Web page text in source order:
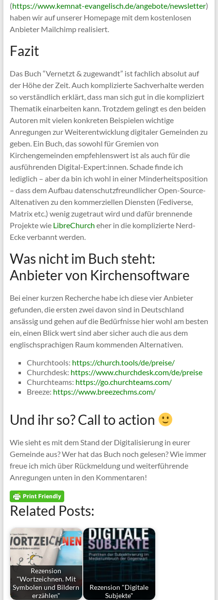
(https://www.kemnat-evangelisch.de/angebote/newsletter)
haben wir auf unserer Homepage mit dem kostenlosen
Anbieter Mailchimp realisiert.
Fazit
Das Buch “Vernetzt & zugewandt” ist fachlich absolut auf
der Höhe der Zeit. Auch komplizierte Sachverhalte werden
so verständlich erklärt, dass man sich gut in die kompliziert
Thematik einarbeiten kann. Trotzdem gelingt es den beiden
Autoren mit vielen konkreten Beispielen wichtige
Anregungen zur Weiterentwicklung digitaler Gemeinden zu
geben. Ein Buch, das sowohl für Gremien von
Kirchengemeinden empfehlenswert ist als auch für die
ausführenden Digital-Expert:innen. Schade finde ich
lediglich – aber da bin ich wohl in einer Minderheitsposition
– dass dem Aufbau datenschutzfreundlicher Open-Source-
Altenativen zu den kommerziellen Diensten (Fediverse,
Matrix etc.) wenig zugetraut wird und dafür brennende
Projekte wie LibreChurch eher in die komplizierte Nerd-
Ecke verbannt werden.
Was nicht im Buch steht:
Anbieter von Kirchensoftware
Bei einer kurzen Recherche habe ich diese vier Anbieter
gefunden, die ersten zwei davon sind in Deutschland
ansässig und gehen auf die Bedürfnisse hier wohl am besten
ein, einen Blick wert sind aber sicher auch die aus dem
englischsprachigen Raum kommenden Alternativen.
Churchtools: https://church.tools/de/preise/
Churchdesk: https://www.churchdesk.com/de/preise
Churchteams: https://go.churchteams.com/
Breeze: https://www.breezechms.com/
Und ihr so? Call to action
Wie sieht es mit dem Stand der Digitalisierung in eurer
Gemeinde aus? Wer hat das Buch noch gelesen? Wie immer
freue ich mich über Rückmeldung und weiterführende
Anregungen unten in den Kommentaren!
Related Posts:
Rezension
"Wortzeichnen. Mit
Symbolen und Bildern
erzählen"
Rezension "Digitale
Subjekte"